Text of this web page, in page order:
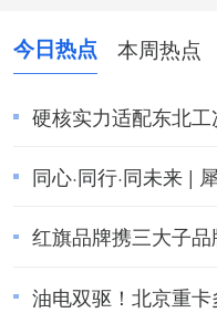
今日热点 本周热点
硬核实力适配东北
市圆满收官
同心·同行·同未来 |
红旗品牌携三大子
油电双驱！北京重